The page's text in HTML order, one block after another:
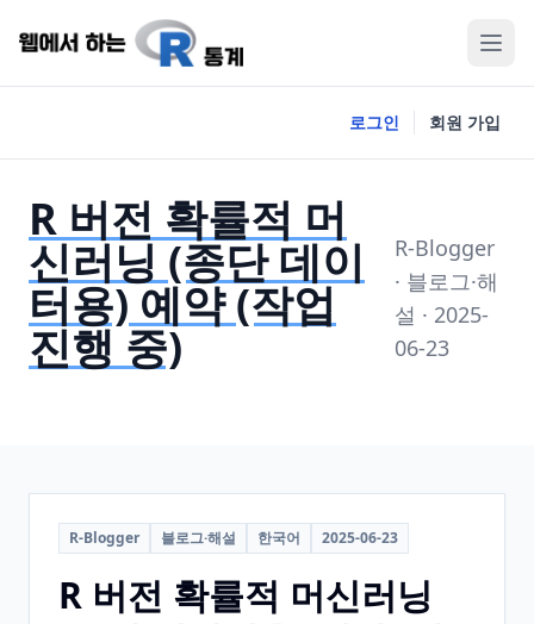
로그인 회원 가입
R 버전 확률적 머
신러닝 (종단 데이
터용) 예약 (작업
진행 중)
R-Blogger
· 블로그·해
설 · 2025-
06-23
R-Blogger 블로그·해설 한국어 2025-06-23
R 버전 확률적 머신러닝